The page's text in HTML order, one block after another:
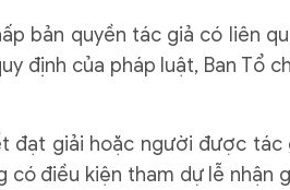
bản quyền tác giả có liên
định của pháp luật, Ban Tổ
đạt giải hoặc người được tác
điều kiện tham dự lễ nhận